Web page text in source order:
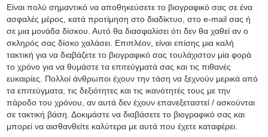
Είναι πολύ σημαντικό να αποθηκεύσετε το βιογραφικό σας σε ένα
ασφαλές μέρος, κατά προτίμηση στο διαδίκτυο, στο e-mail σας ή
σε μια μονάδα δίσκου. Αυτό θα διασφαλίσει ότι δεν θα χαθεί αν ο
σκληρός σας δίσκο χαλάσει. Επιπλέον, είναι επίσης μια καλή
τακτική για να διαβάζετε το βιογραφικό σας τουλάχιστον μία φορά
το χρόνο για να θυμάστε τα επιτεύγματά σας και τις πιθανές
ευκαιρίες. Πολλοί άνθρωποι έχουν την τάση να ξεχνούν μερικά από
τα επιτεύγματα, τις δεξιότητες και τις ικανότητές τους με την
πάροδο του χρόνου, αν αυτά δεν έχουν επανεξεταστεί / ασκούνται
σε τακτική βάση. Δοκιμάστε να διαβάσετε το βιογραφικό σας και
μπορεί να αισθανθείτε καλύτερα με αυτά που έχετε καταφέρει.